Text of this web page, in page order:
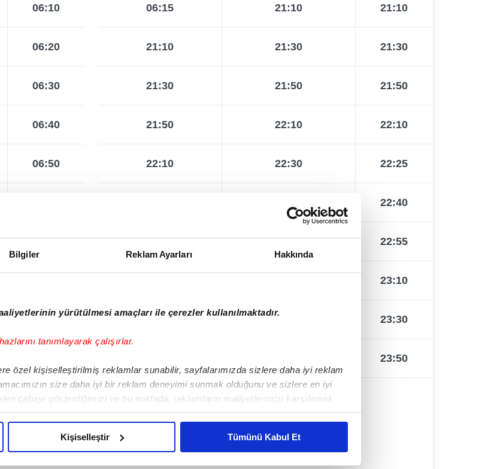
Bilgiler Reklam Ayarları Hakkında
yürütülmesi amaçları ile çerezler kullanılmaktadır.
tanımlayarak çalışırlar.
özel kişiselleştirilmiş reklamlar sunabilir, sayfalarımızda sizlere daha iyi reklam
size daha iyi bir reklam deneyimi sunmak olduğunu ve sizlere en iyi
çabayı gösterdiğimizi ve bu noktada, reklamların maliyetlerimizi karşılamak
sizlere hatırlatmak isteriz.
izin vermedikleri takdirde, kullanıcılara hedefli reklamlar gösterilmeyecektir."
Kişiselleştir Tümünü Kabul Et
06:10
06:20
06:30
06:40
06:50
07:10
07:30
07:50
06:15 21:10 21:10
21:10 21:30 21:30
21:30 21:50 21:50
21:50 22:10 22:10
22:10 22:30 22:25
22:40
22:50 23:10 22:55
23:10
23:30 23:50 23:30
23:50